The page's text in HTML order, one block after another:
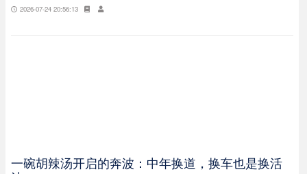
2026-07-24 20:56:13
一碗胡辣汤开启的奔波：中年换道，换车也是换活